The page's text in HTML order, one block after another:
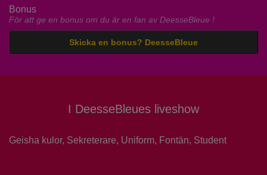
Bonus
För att ge en bonus om du är en fan av DeesseBleue !
Skicka en bonus? DeesseBleue
I DeesseBleues liveshow
Geisha kulor, Sekreterare, Uniform, Fontän, Student